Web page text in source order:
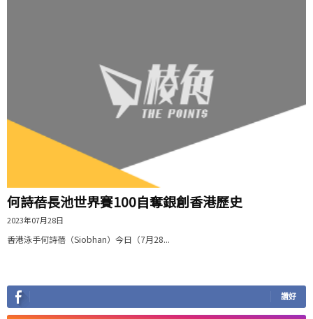
何詩蓓長池世界賽100自奪銀創香港歷史
2023年07月28日
香港泳手何詩蓓（Siobhan）今日（7月28...
讚好